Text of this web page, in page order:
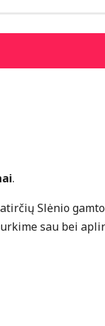
.
Slėnio
sau bei